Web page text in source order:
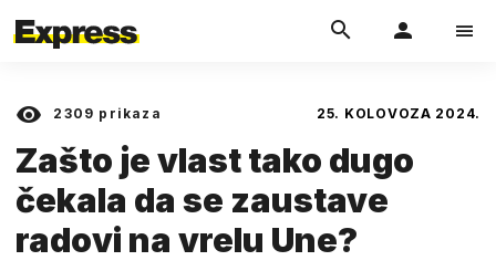
2309 prikaza 25. KOLOVOZA 2024.
Zašto je vlast tako dugo
čekala da se zaustave
radovi na vrelu Une?